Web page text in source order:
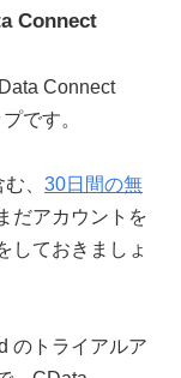
Connect
Connect
です。
、 30日間の無
だアカウントを
しておきましょ
のトライアルア